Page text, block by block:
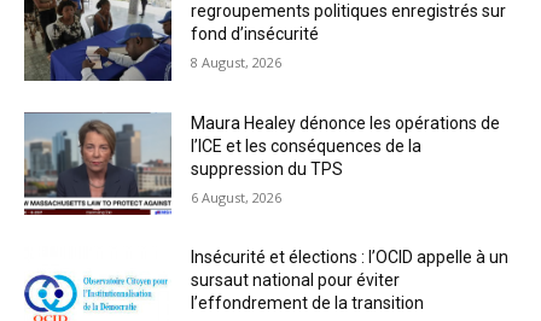
regroupements politiques enregistrés sur
fond d’insécurité
8 August, 2026
Maura Healey dénonce les opérations de
l’ICE et les conséquences de la
suppression du TPS
6 August, 2026
Insécurité et élections : l’OCID appelle à un
sursaut national pour éviter
l’effondrement de la transition